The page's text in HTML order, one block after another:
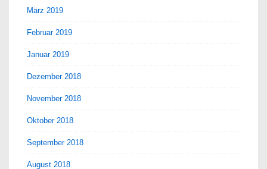
März 2019
Februar 2019
Januar 2019
Dezember 2018
November 2018
Oktober 2018
September 2018
August 2018